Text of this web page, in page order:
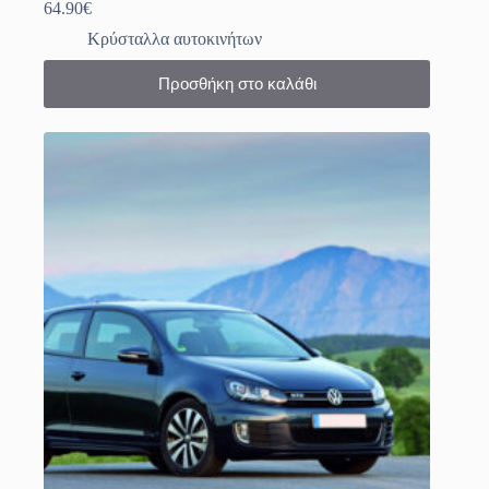
64.90€
Κρύσταλλα αυτοκινήτων
Προσθήκη στο καλάθι